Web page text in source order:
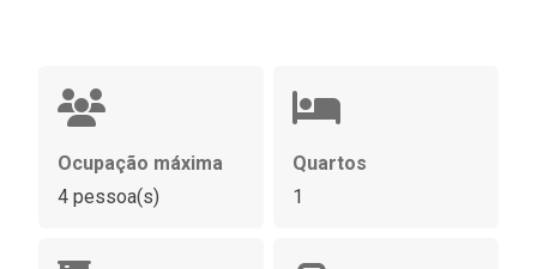
Ocupação máxima
4 pessoa(s)
Quartos
1